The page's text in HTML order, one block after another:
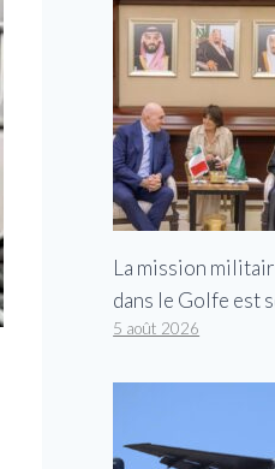
La mission
dans le Golfe est
5 août 2026